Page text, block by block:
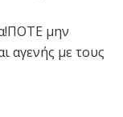
μην
αγενής με τους